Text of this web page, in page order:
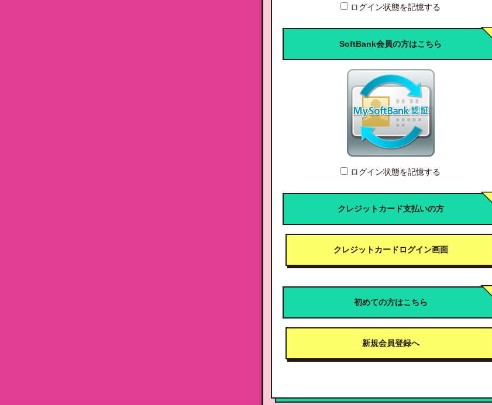
ログイン状態を記憶する
SoftBank会員の方はこちら
ログイン状態を記憶する
クレジットカード支払いの方
クレジットカードログイン画面
初めての方はこちら
新規会員登録へ